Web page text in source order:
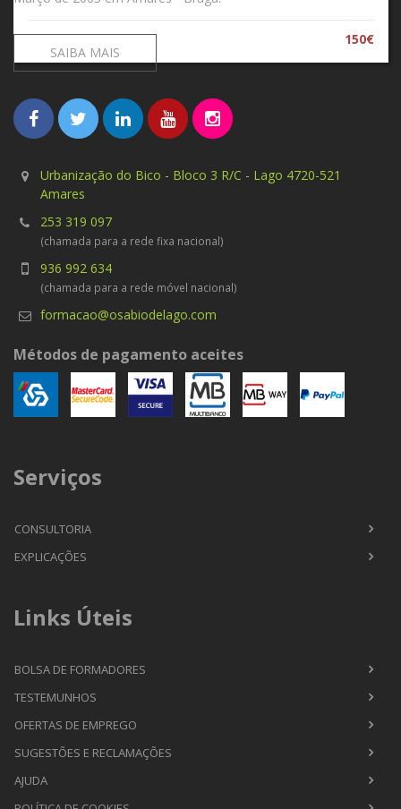
150€
SAIBA MAIS
Urbanização do Bico - Bloco 3 R/C - Lago 4720-521
Amares
253 319 097
(chamada para a rede fixa nacional)
936 992 634
(chamada para a rede móvel nacional)
formacao@osabiodelago.com
Métodos de pagamento aceites
Serviços
CONSULTORIA
EXPLICAÇÕES
Links Úteis
BOLSA DE FORMADORES
TESTEMUNHOS
OFERTAS DE EMPREGO
SUGESTÕES E RECLAMAÇÕES
AJUDA